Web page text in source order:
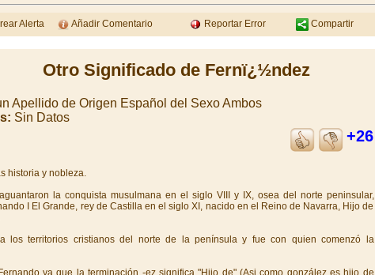
Alerta Añadir Comentario Reportar Error Compartir
Otro Significado de Fernï¿½ndez
Apellido de Origen Español del Sexo Ambos
Sin Datos
+26
historia y nobleza.
la conquista musulmana en el siglo VIII y IX, osea del norte peninsular,
I El Grande, rey de Castilla en el siglo XI, nacido en el Reino de Navarra, Hijo de
los territorios cristianos del norte de la península y fue con quien comenzó la
ya que la terminación -ez significa "Hijo de" (Asi como gonzález es hijo de